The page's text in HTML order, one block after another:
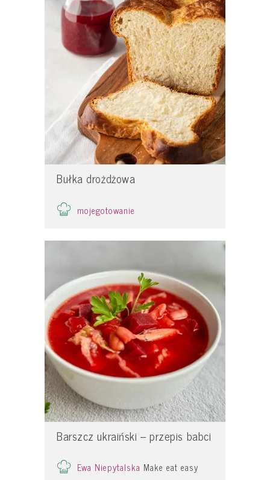
Bułka drożdżowa
mojegotowanie
Barszcz ukraiński – przepis babci
Ewa Niepytalska Make eat easy